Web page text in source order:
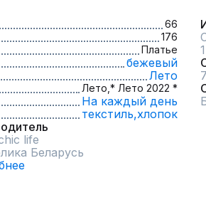
66
176
Платье
бежевый
Лето
Лето, * Лето 2022 *
На каждый день
текстиль,хлопок
life
Беларусь